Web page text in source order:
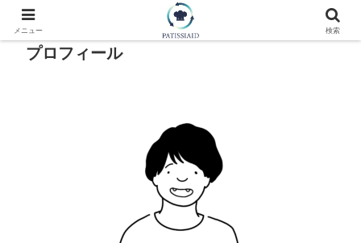
プロフィール
メニュー 検索